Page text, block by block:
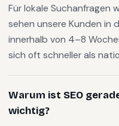
Für lokale Suchanfragen
sehen unsere Kunden in
innerhalb von 4–8
sich oft schneller als
Warum ist SEO
wichtig?